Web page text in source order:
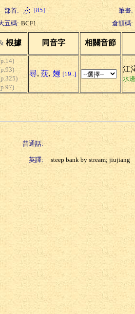
部首: [85]
筆畫:
五碼: BCF1 倉頡碼:
根據 同音字 相關音節
尋, 莐, 攳 [19..]
江
水邊
普通話:
英譯: steep bank by stream; jiujiang